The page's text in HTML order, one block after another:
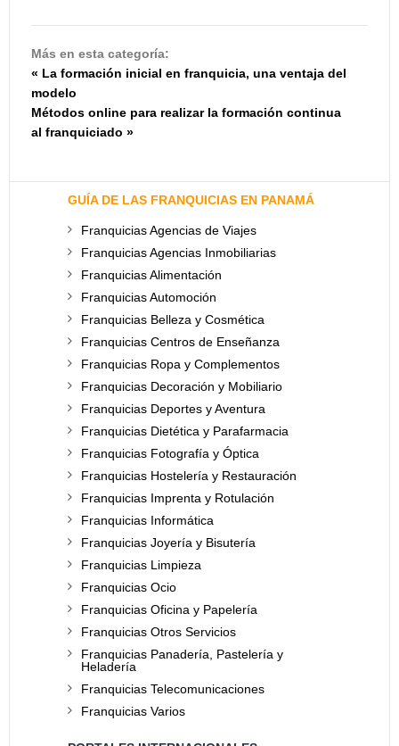
Más en esta categoría:
« La formación inicial en franquicia, una ventaja del
modelo
Métodos online para realizar la formación continua
al franquiciado »
GUÍA DE LAS FRANQUICIAS EN PANAMÁ
Franquicias Agencias de Viajes
Franquicias Agencias Inmobiliarias
Franquicias Alimentación
Franquicias Automoción
Franquicias Belleza y Cosmética
Franquicias Centros de Enseñanza
Franquicias Ropa y Complementos
Franquicias Decoración y Mobiliario
Franquicias Deportes y Aventura
Franquicias Dietética y Parafarmacia
Franquicias Fotografía y Óptica
Franquicias Hostelería y Restauración
Franquicias Imprenta y Rotulación
Franquicias Informática
Franquicias Joyería y Bisutería
Franquicias Limpieza
Franquicias Ocio
Franquicias Oficina y Papelería
Franquicias Otros Servicios
Franquicias Panadería, Pastelería y
Heladería
Franquicias Telecomunicaciones
Franquicias Varios